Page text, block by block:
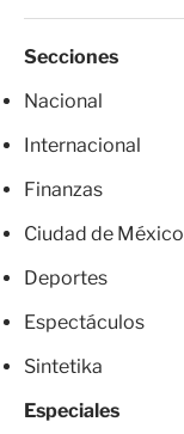
Secciones
Nacional
Internacional
Finanzas
Ciudad de México
Deportes
Espectáculos
Sintetika
Especiales